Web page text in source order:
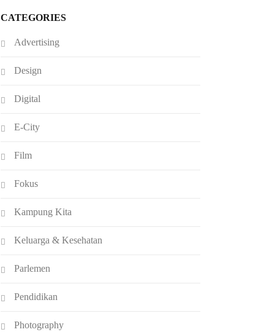
CATEGORIES
Advertising
Design
Digital
E-City
Film
Fokus
Kampung Kita
Keluarga & Kesehatan
Parlemen
Pendidikan
Photography